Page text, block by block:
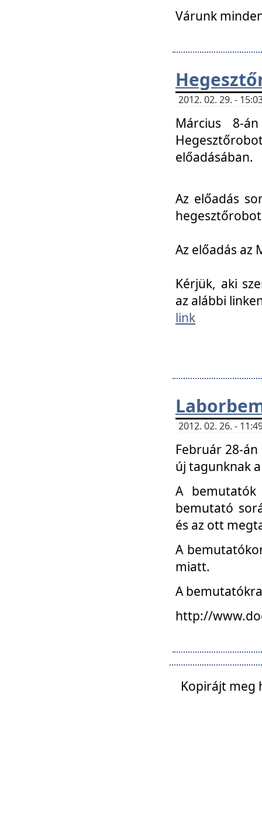
Várunk
2012. 02. 29. -
Március 8-
előadásában.
Az előadás
Az előadás az
Kérjük, aki
az alábbi
link
2012. 02. 26. -
Február 28-
új tagunknak
A
bemutató
és az ott
A
miatt.
A
http://
Kopirájt meg